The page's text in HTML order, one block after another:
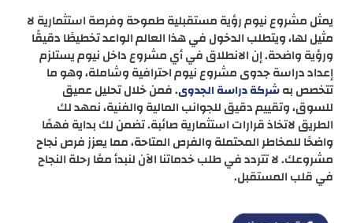
يمثل مشروع نيوم رؤية مستقبلية طموحة وفرصة استثمارية لا
مثيل لها، ويتطلب الدخول في هذا العالم الواعد تخطيطًا دقيقًا
ورؤية واضحة. إن الانطلاق في أي مشروع داخل نيوم يستلزم
إعداد دراسة جدوى مشروع نيوم احترافية وشاملة، وهو ما
تتخصص بهشركة دراسة الجدوى. فمن خلال تحليل عميق
للسوق، وتقييم دقيق للجوانب المالية والفنية، نمهد لك
الطريق لاتخاذ قرارات استثمارية صائبة. تضمن لك بداية فهمًا
واضحًا للمخاطر المحتملة والفرص المتاحة، مما يعزز فرص نجاح
مشروعك. لا تتردد في طلب خدماتنا الآن لنبدأ معًا رحلة النجاح
في قلب المستقبل.